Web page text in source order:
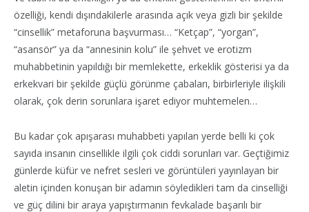
özelliği, kendi dışındakilerle arasında açık veya gizli bir şekilde
“cinsellik” metaforuna başvurması… “Ketçap”, “yorgan”,
“asansör” ya da “annesinin kolu” ile şehvet ve erotizm
muhabbetinin yapıldığı bir memlekette, erkeklik gösterisi ya da
erkekvari bir şekilde güçlü görünme çabaları, birbirleriyle ilişkili
olarak, çok derin sorunlara işaret ediyor muhtemelen…
Bu kadar çok apışarası muhabbeti yapılan yerde belli ki çok
sayıda insanın cinsellikle ilgili çok ciddi sorunları var. Geçtiğimiz
günlerde küfür ve nefret sesleri ve görüntüleri yayınlayan bir
aletin içinden konuşan bir adamın söyledikleri tam da cinselliği
ve güç dilini bir araya yapıştırmanın fevkalade başarılı bir